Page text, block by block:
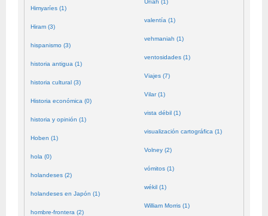
Himyaríes (1)
Hiram (3)
hispanismo (3)
historia antigua (1)
historia cultural (3)
Historia económica (0)
historia y opinión (1)
Hoben (1)
hola (0)
holandeses (2)
holandeses en Japón (1)
hombre-frontera (2)
Uríah (1)
valentía (1)
vehmaniah (1)
ventosidades (1)
Viajes (7)
Vilar (1)
vista débil (1)
visualización cartográfica (1)
Volney (2)
vómitos (1)
wékil (1)
William Morris (1)